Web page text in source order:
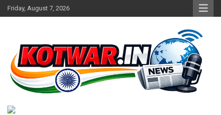
Skip
to
Friday, August 7, 2026
kotwar.in